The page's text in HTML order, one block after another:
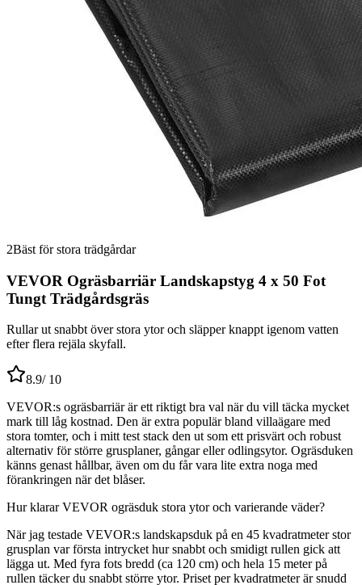
2Bäst för stora trädgårdar
VEVOR Ogräsbarriär Landskapstyg 4 x 50 Fot
Tungt Trädgårdsgräs
Rullar ut snabbt över stora ytor och släpper knappt igenom vatten
efter flera rejäla skyfall.
8.9/ 10
VEVOR:s ogräsbarriär är ett riktigt bra val när du vill täcka mycket
mark till låg kostnad. Den är extra populär bland villaägare med
stora tomter, och i mitt test stack den ut som ett prisvärt och robust
alternativ för större grusplaner, gångar eller odlingsytor. Ogräsduken
känns genast hållbar, även om du får vara lite extra noga med
förankringen när det blåser.
Hur klarar VEVOR ogräsduk stora ytor och varierande väder?
När jag testade VEVOR:s landskapsduk på en 45 kvadratmeter stor
grusplan var första intrycket hur snabbt och smidigt rullen gick att
lägga ut. Med fyra fots bredd (ca 120 cm) och hela 15 meter på
rullen täcker du snabbt större ytor. Priset per kvadratmeter är snudd